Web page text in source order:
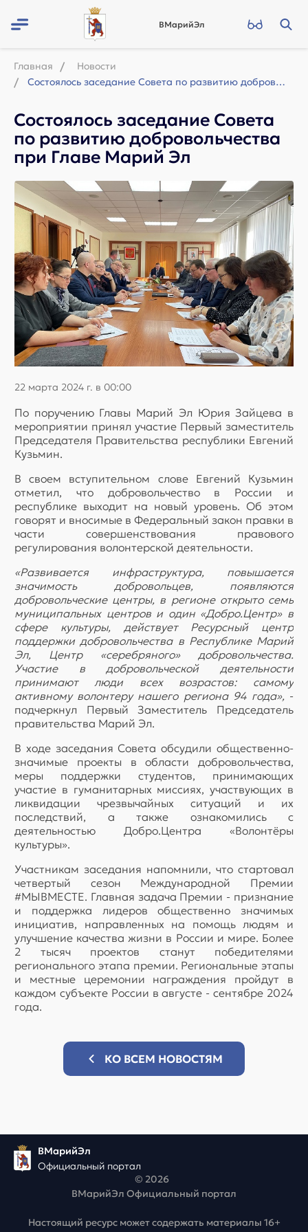
ВМарийЭл
Главная
Новости
Состоялось заседание Совета по развитию добровольчества при Главе Марий Эл
Состоялось заседание Совета
по развитию добровольчества
при Главе Марий Эл
22 марта 2024 г. в 00:00
По поручению Главы Марий Эл Юрия Зайцева в
мероприятии принял участие Первый заместитель
Председателя Правительства республики Евгений
Кузьмин.
В своем вступительном слове Евгений Кузьмин
отметил, что добровольчество в России и
республике выходит на новый уровень. Об этом
говорят и вносимые в Федеральный закон правки в
части совершенствования правового
регулирования волонтерской деятельности.
«Развивается инфраструктура, повышается
значимость добровольцев, появляются
добровольческие центры, в регионе открыто семь
муниципальных центров и один «Добро.Центр» в
сфере культуры, действует Ресурсный центр
поддержки добровольчества в Республике Марий
Эл, Центр «серебряного» добровольчества.
Участие в добровольческой деятельности
принимают люди всех возрастов: самому
активному волонтеру нашего региона 94 года», -
подчеркнул Первый Заместитель Председатель
правительства Марий Эл.
В ходе заседания Совета обсудили общественно-
значимые проекты в области добровольчества,
меры поддержки студентов, принимающих
участие в гуманитарных миссиях, участвующих в
ликвидации чрезвычайных ситуаций и их
последствий, а также ознакомились с
деятельностью Добро.Центра «Волонтёры
культуры».
Участникам заседания напомнили, что стартовал
четвертый сезон Международной Премии
#МЫВМЕСТЕ. Главная задача Премии - признание
и поддержка лидеров общественно значимых
инициатив, направленных на помощь людям и
улучшение качества жизни в России и мире. Более
2 тысяч проектов станут победителями
регионального этапа премии. Региональные этапы
и местные церемонии награждения пройдут в
каждом субъекте России в августе - сентябре 2024
года.
КО ВСЕМ НОВОСТЯМ
ВМарийЭл
Официальный портал
© 2026
ВМарийЭл Официальный портал
Настоящий ресурс может содержать материалы 16+